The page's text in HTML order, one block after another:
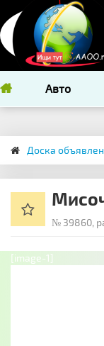
Авто
Доска
№ 39860,
[image-1]